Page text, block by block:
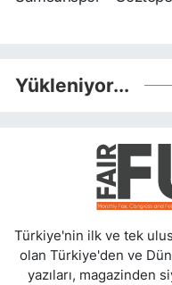
Yükleniyor...
Türkiye'nin ilk ve tek
olan Türkiye'den ve
yazıları, magazinden